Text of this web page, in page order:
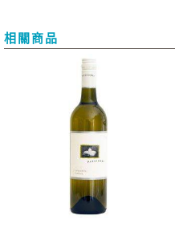
相關商品